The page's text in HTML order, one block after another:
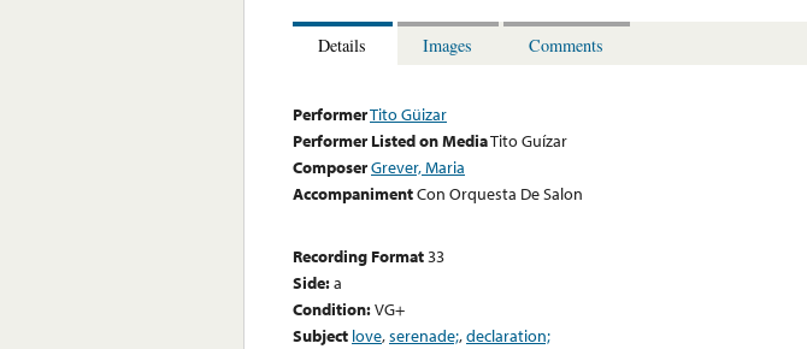
Details Images Comments
PerformerTito Güizar
Performer Listed on MediaTito Guízar
ComposerGrever, Maria
AccompanimentCon Orquesta De Salon
Recording Format33
Side:a
Condition:VG+
Subject love,serenade;,declaration;